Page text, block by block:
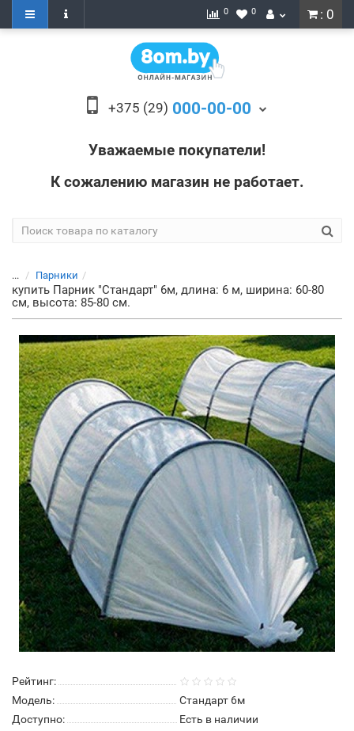
: 0
0 0
+375 (29) 000-00-00
Уважаемые покупатели!
К сожалению магазин не работает.
... Парники
купить Парник "Стандарт" 6м, длина: 6 м, ширина: 60-80
см, высота: 85-80 см.
Рейтинг:
Модель:
Стандарт 6м
Доступно:
Есть в наличии